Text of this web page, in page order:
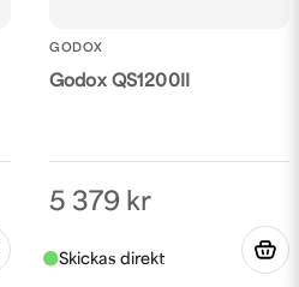
GODOX
Godox QS1200II
5 379 kr